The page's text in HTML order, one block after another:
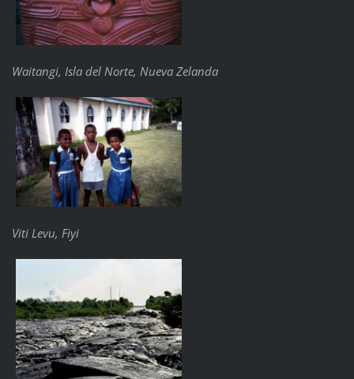
Waitangi, Isla del Norte, Nueva Zelanda
Viti Levu, Fiyi